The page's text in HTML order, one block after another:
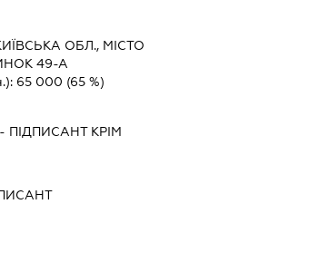
ОБЛ., МІСТО
49-А
65 000 (65 %)
- ПІДПИСАНТКРІМ